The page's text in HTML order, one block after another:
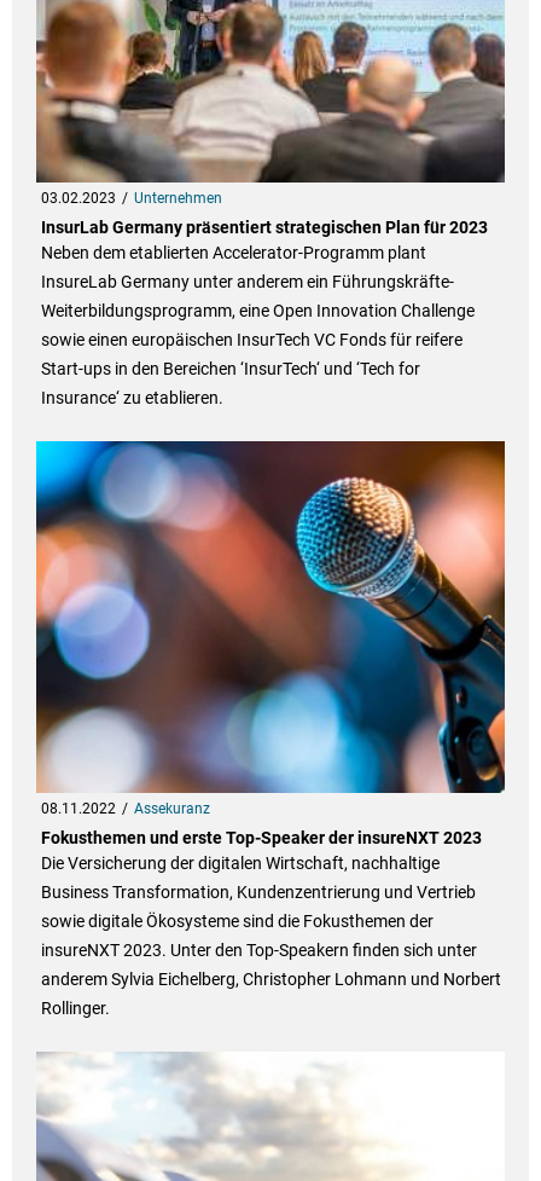
03.02.2023 Unternehmen
InsurLab Germany präsentiert strategischen Plan für 2023
Neben dem etablierten Accelerator-Programm plant
InsureLab Germany unter anderem ein Führungskräfte-
Weiterbildungsprogramm, eine Open Innovation Challenge
sowie einen europäischen InsurTech VC Fonds für reifere
Start-ups in den Bereichen ‘InsurTech‘ und ‘Tech for
Insurance‘ zu etablieren.
08.11.2022 Assekuranz
Fokusthemen und erste Top-Speaker der insureNXT 2023
Die Versicherung der digitalen Wirtschaft, nachhaltige
Business Transformation, Kundenzentrierung und Vertrieb
sowie digitale Ökosysteme sind die Fokusthemen der
insureNXT 2023. Unter den Top-Speakern finden sich unter
anderem Sylvia Eichelberg, Christopher Lohmann und Norbert
Rollinger.